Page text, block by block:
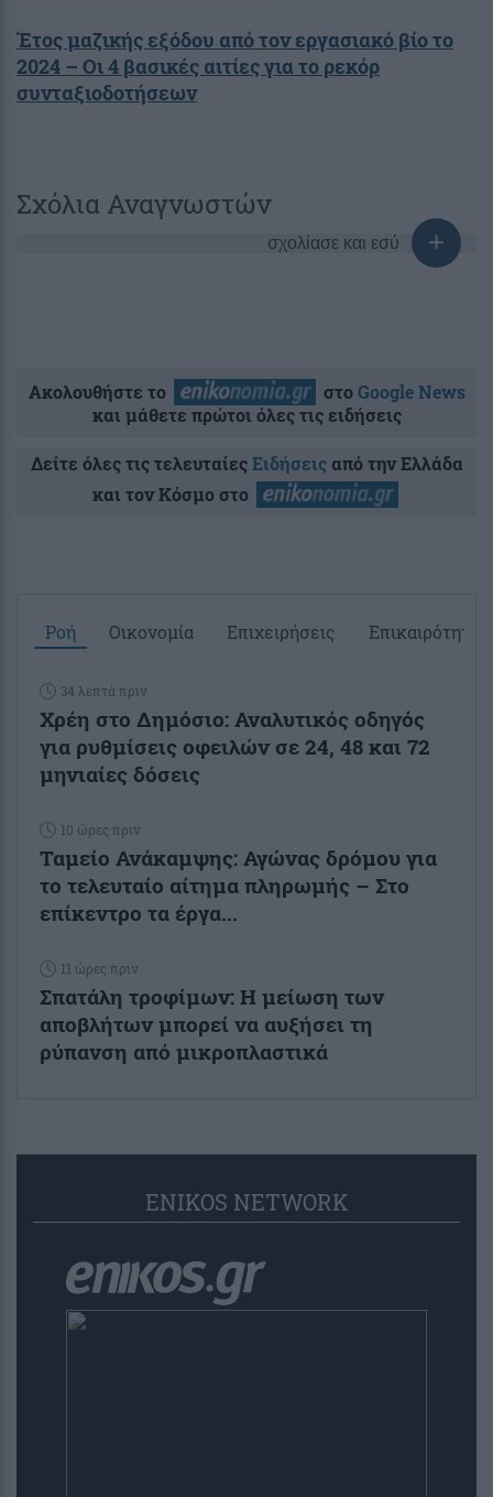
Έτος μαζικής εξόδου από τον εργασιακό βίο το
2024 – Οι 4 βασικές αιτίες για το ρεκόρ
συνταξιοδοτήσεων
Σχόλια Αναγνωστών
σχολίασε και εσύ
Ακολουθήστε το στοGoogle News
και μάθετε πρώτοι όλες τις ειδήσεις
Δείτε όλες τις τελευταίεςΕιδήσειςαπό την Ελλάδα
και τον Κόσμο στο
Ροή Οικονομία Επιχειρήσεις Επικαιρότητα
34 λεπτά πριν
Χρέη στο Δημόσιο: Αναλυτικός οδηγός
για ρυθμίσεις οφειλών σε 24, 48 και 72
μηνιαίες δόσεις
10 ώρες πριν
Ταμείο Ανάκαμψης: Αγώνας δρόμου για
το τελευταίο αίτημα πληρωμής – Στο
επίκεντρο τα έργα...
11 ώρες πριν
Σπατάλη τροφίμων: Η μείωση των
αποβλήτων μπορεί να αυξήσει τη
ρύπανση από μικροπλαστικά
ENIKOS NETWORK